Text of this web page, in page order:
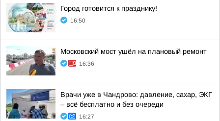
Город готовится к празднику!
16:50
Московский мост ушёл на плановый ремонт
16:36
Врачи уже в Чандрово: давление, сахар, ЭКГ
– всё бесплатно и без очереди
16:27